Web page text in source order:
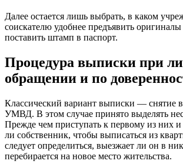
Далее остается лишь выбрать, в каком
соискателю удобнее предъявить
поставить штамп в паспорт.
Процедура выписки при
обращении и по
Классический вариант выписки — снятие
УМВД. В этом случае принято выделять
Прежде чем приступать к первому из них
ли собственник, чтобы выписаться из
следует определиться, выезжает ли он в
перебирается на новое место жительства.